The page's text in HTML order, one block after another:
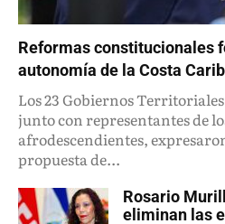
Reformas constitucionales
autonomía de la Costa
Los 23 Gobiernos
junto con representantes de
afrodescendientes,
propuesta de...
Rosario
eliminan las